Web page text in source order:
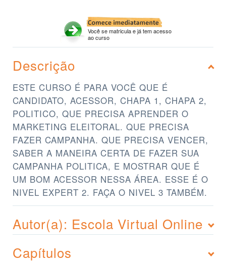
Você se matricula e já tem acesso
ao curso
Descrição
ESTE CURSO É PARA VOCÊ QUE É
CANDIDATO, ACESSOR, CHAPA 1, CHAPA 2,
POLITICO, QUE PRECISA APRENDER O
MARKETING ELEITORAL. QUE PRECISA
FAZER CAMPANHA. QUE PRECISA VENCER,
SABER A MANEIRA CERTA DE FAZER SUA
CAMPANHA POLITICA, E MOSTRAR QUE É
UM BOM ACESSOR NESSA ÁREA. ESSE É O
NIVEL EXPERT 2. FAÇA O NIVEL 3 TAMBÉM.
Autor(a): Escola Virtual Online
Capítulos